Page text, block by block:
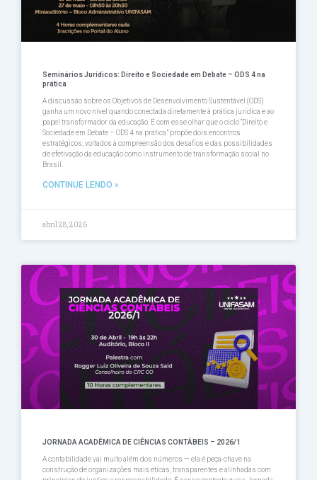
Seminários Jurídicos: Direito e Sociedade em Debate – ODS 4 na
prática
A discussão sobre os Objetivos de Desenvolvimento Sustentável (ODS)
ganha um novo nível quando conectada diretamente à prática jurídica e ao
papel transformador da educação. É com esse olhar que o ciclo “Direito e
Sociedade em Debate – ODS 4 na prática” propõe dois encontros
estratégicos, voltados à compreensão dos desafios e das possibilidades
de efetivação da educação como instrumento de transformação social no
Brasil.
CONTINUE LENDO »
abril 28, 2026
JORNADA ACADÊMICA DE CIÊNCIAS CONTÁBEIS – 2026/1
A contabilidade vai muito além dos números — ela é peça-chave na
construção de organizações mais éticas, transparentes e alinhadas com